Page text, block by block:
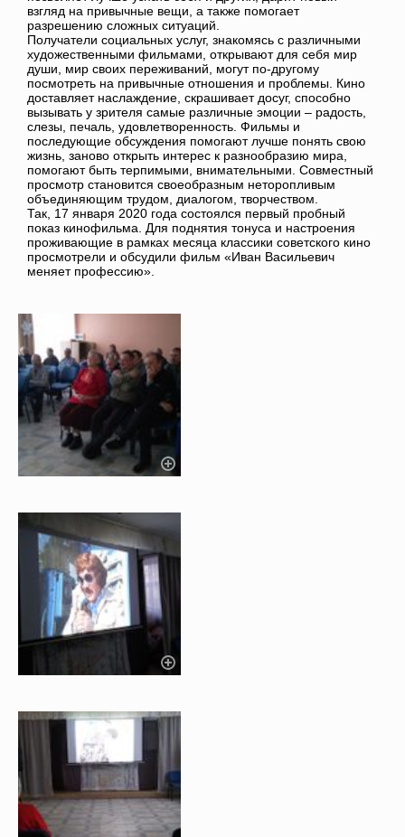
взгляд на привычные вещи, а также помогает
разрешению сложных ситуаций.
Получатели социальных услуг, знакомясь с различными
художественными фильмами, открывают для себя мир
души, мир своих переживаний, могут по-другому
посмотреть на привычные отношения и проблемы. Кино
доставляет наслаждение, скрашивает досуг, способно
вызывать у зрителя самые различные эмоции – радость,
слезы, печаль, удовлетворенность. Фильмы и
последующие обсуждения помогают лучше понять свою
жизнь, заново открыть интерес к разнообразию мира,
помогают быть терпимыми, внимательными. Совместный
просмотр становится своеобразным неторопливым
объединяющим трудом, диалогом, творчеством.
Так, 17 января 2020 года состоялся первый пробный
показ кинофильма. Для поднятия тонуса и настроения
проживающие в рамках месяца классики советского кино
просмотрели и обсудили фильм «Иван Васильевич
меняет профессию».